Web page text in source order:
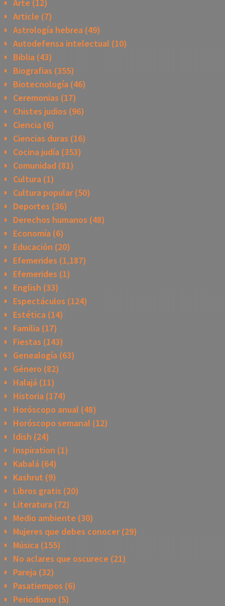
Arte (12)
Article (7)
Astrología hebrea(49)
Autodefensa intelectual (10)
Biblia(43)
Biografias (355)
Biotecnología(46)
Ceremonias (17)
Chistes judios (96)
Ciencia(6)
Ciencias duras (16)
Cocina judía(353)
Comunidad(81)
Cultura(1)
Cultura popular(50)
Deportes (36)
Derechos humanos (48)
Economía(6)
Educación (20)
Efemerides (1,187)
Efemerides (1)
English (33)
Espectáculos (124)
Estética(14)
Familia(17)
Fiestas (143)
Genealogía(63)
Género (82)
Halajá(11)
Historia(174)
Horóscopo anual (48)
Horóscopo semanal (12)
Idish (24)
Inspiration (1)
Kabalá(64)
Kashrut (9)
Libros gratis (20)
Literatura(72)
Medio ambiente (30)
Mujeres que debes conocer(29)
Música(155)
No aclares que oscurece (21)
Pareja(32)
Pasatiempos (6)
Periodismo (5)